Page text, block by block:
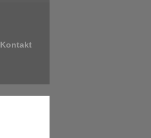
Kontakt